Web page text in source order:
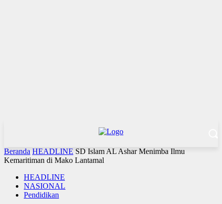
Beranda HEADLINE SD Islam AL Ashar Menimba Ilmu
Kemaritiman di Mako Lantamal
HEADLINE
NASIONAL
Pendidikan